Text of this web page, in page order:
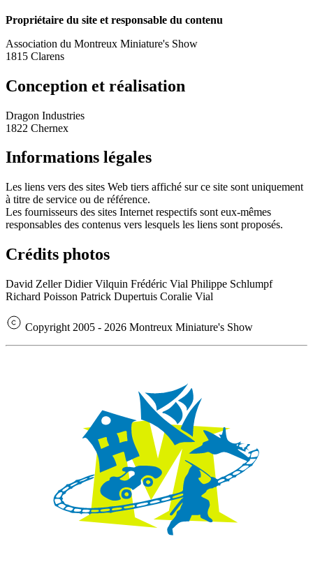
Propriétaire du site et responsable du contenu
Association du Montreux Miniature's Show
1815 Clarens
Conception et réalisation
Dragon Industries
1822 Chernex
Informations légales
Les liens vers des sites Web tiers affiché sur ce site sont uniquement
à titre de service ou de référence.
Les fournisseurs des sites Internet respectifs sont eux-mêmes
responsables des contenus vers lesquels les liens sont proposés.
Crédits photos
David Zeller Didier Vilquin Frédéric Vial Philippe Schlumpf
Richard Poisson Patrick Dupertuis Coralie Vial
Copyright 2005 - 2026 Montreux Miniature's Show